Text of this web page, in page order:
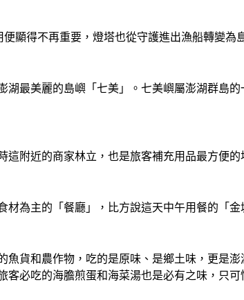
顯得不再重要，燈塔也從守護進出漁船轉變
最美麗的島嶼「七美」。七美嶼屬澎湖群島
這附近的商家林立，也是旅客補充用品最方便的
材為主的「餐廳」，比方說這天中午用餐的「金
魚貨和農作物，吃的是原味、是鄉土味，更是
客必吃的海膽煎蛋和海菜湯也是必有之味，只